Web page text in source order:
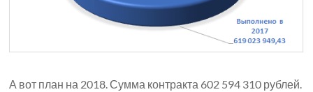
А вот план на 2018. Сумма контракта 602 594 310 рублей.